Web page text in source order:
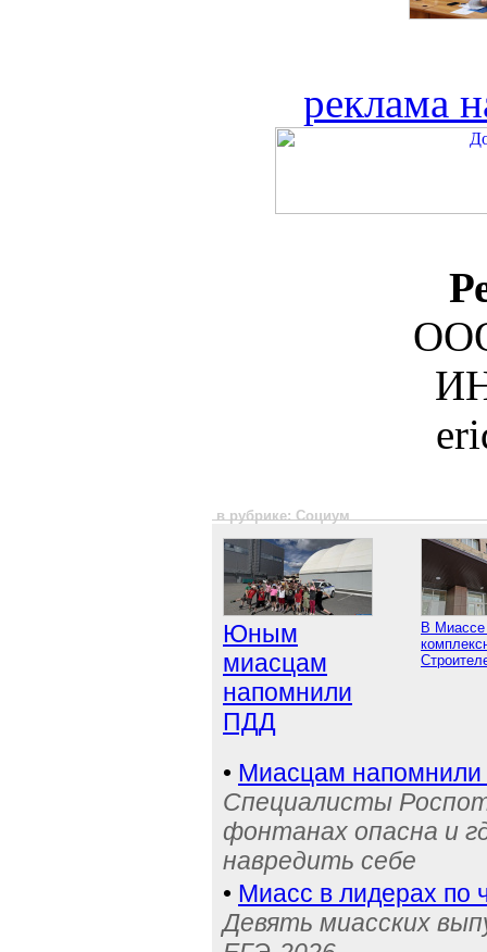
реклама
в рубрике: Социум
Юным
миасцам
напомнили
ПДД
В Миассе
• Миасцам напомнили
Специалисты
фонтанах опасна и
навредить себе
• Миасс в лидерах по
Девять миасских